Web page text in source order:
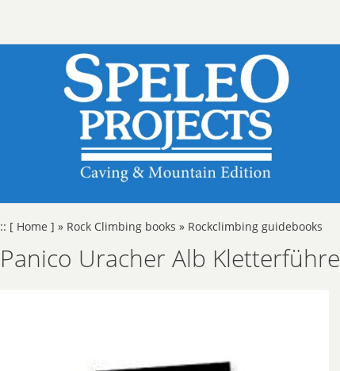
:: [ Home ] » Rock Climbing books » Rockclimbing guidebooks
Panico Uracher Alb